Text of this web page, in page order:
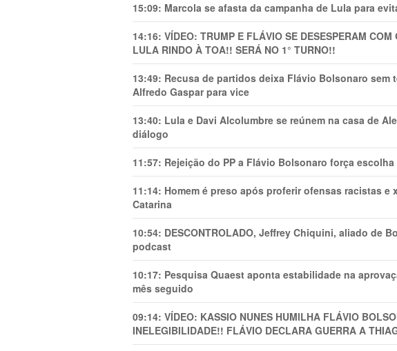
15:09: Marcola se afasta da campanha de Lula para
14:16: VÍDEO: TRUMP E FLÁVIO SE DESESPERAM
LULA RINDO À TOA!! SERÁ NO 1° TURNO!!
13:49: Recusa de partidos deixa Flávio Bolsonaro sem
Alfredo Gaspar para vice
13:40: Lula e Davi Alcolumbre se reúnem na casa de
diálogo
11:57: Rejeição do PP a Flávio Bolsonaro força
11:14: Homem é preso após proferir ofensas racistas
Catarina
10:54: DESCONTROLADO, Jeffrey Chiquini, aliado de
podcast
10:17: Pesquisa Quaest aponta estabilidade na
mês seguido
09:14: VÍDEO: KASSIO NUNES HUMlLHA FLÁVIO
INELEGIBILIDADE!! FLÁVIO DECLARA GUERRA A